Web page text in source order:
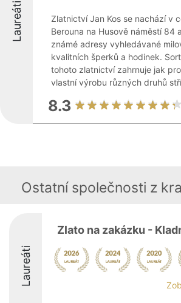
Laureáti
Zlatnictví Jan Kos se nachází v
Berouna na Husově náměstí 84
známé adresy vyhledávané
kvalitních šperků a hodinek.
tohoto zlatnictví zahrnuje jak
vlastní výrobu různých druhů
8.3
Ostatní společnosti z
Laureáti
Zlato na zakázku -